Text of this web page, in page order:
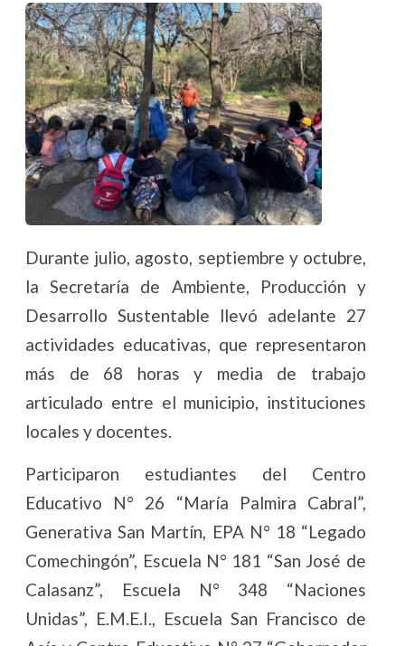
Durante julio, agosto, septiembre y octubre,
la Secretaría de Ambiente, Producción y
Desarrollo Sustentable llevó adelante 27
actividades educativas, que representaron
más de 68 horas y media de trabajo
articulado entre el municipio, instituciones
locales y docentes.
Participaron estudiantes del Centro
Educativo N° 26 “María Palmira Cabral”,
Generativa San Martín, EPA N° 18 “Legado
Comechingón”, Escuela N° 181 “San José de
Calasanz”, Escuela N° 348 “Naciones
Unidas”, E.M.E.I., Escuela San Francisco de